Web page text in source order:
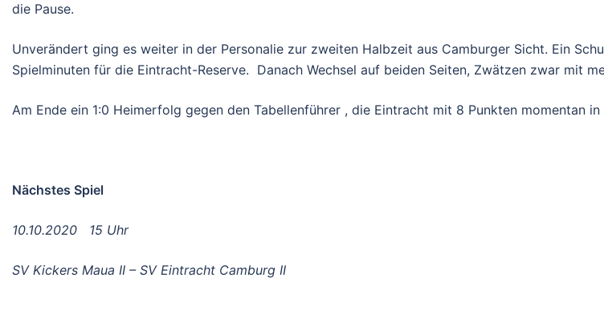
die Pause.
Unverändert ging es weiter in der Personalie zur zweiten Halbzeit aus Camburger Sicht. Ein
Spielminuten für die Eintracht-Reserve. Danach Wechsel auf beiden Seiten, Zwätzen zwar mit
Am Ende ein 1:0 Heimerfolg gegen den Tabellenführer , die Eintracht mit 8 Punkten momentan
Nächstes Spiel
10.10.2020 15 Uhr
SV Kickers Maua II – SV Eintracht Camburg II